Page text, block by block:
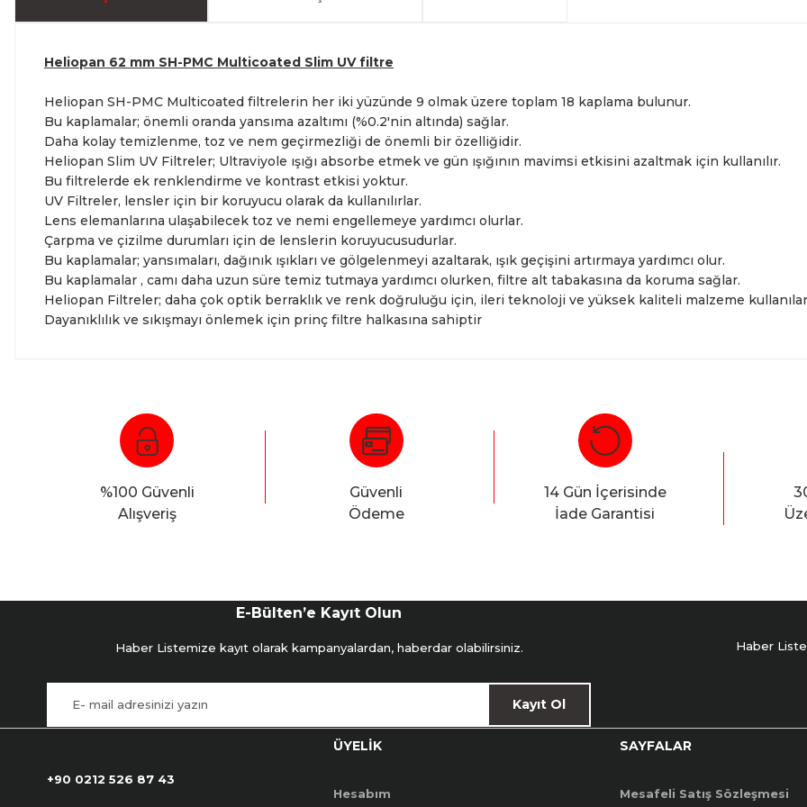
Heliopan 62 mm SH-PMC Multicoated Slim UV filtre
Heliopan SH-PMC Multicoated filtrelerin her iki yüzünde 9 olmak üzere toplam 18 kaplama bulunur.
Bu kaplamalar; önemli oranda yansıma azaltımı (%0.2'nin altında) sağlar.
Daha kolay temizlenme, toz ve nem geçirmezliği de önemli bir özelliğidir.
Heliopan Slim UV Filtreler; Ultraviyole ışığı absorbe etmek ve gün ışığının mavimsi etkisini azaltmak için kullanılır.
Bu filtrelerde ek renklendirme ve kontrast etkisi yoktur.
UV Filtreler, lensler için bir koruyucu olarak da kullanılırlar.
Lens elemanlarına ulaşabilecek toz ve nemi engellemeye yardımcı olurlar.
Çarpma ve çizilme durumları için de lenslerin koruyucusudurlar.
Bu kaplamalar; yansımaları, dağınık ışıkları ve gölgelenmeyi azaltarak, ışık geçişini artırmaya yardımcı olur.
Bu kaplamalar , camı daha uzun süre temiz tutmaya yardımcı olurken, filtre alt tabakasına da koruma sağlar.
Heliopan Filtreler; daha çok optik berraklık ve renk doğruluğu için, ileri teknoloji ve yüksek kaliteli malzeme
Dayanıklılık ve sıkışmayı önlemek için prinç filtre halkasına sahiptir
Bu ürüne ilk yorumu siz yapın!
Yorum Yaz
%100 Güvenli
Alışveriş
Güvenli
Ödeme
14 Gün İçerisinde
İade Garantisi
E-Bülten’e Kayıt Olun
Haber Listemize kayıt olarak kampanyalardan, haberdar olabilirsiniz.
Kayıt Ol
Haber
+90 0212 526 87 43
ÜYELİK
Hesabım
SAYFALAR
Mesafeli Satış Sözleşmesi